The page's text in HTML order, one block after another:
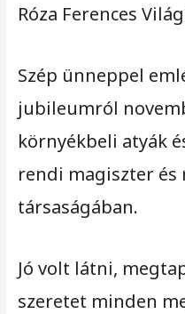
Róza Ferences
Szép ünneppel
jubileumról
környékbeli atyák
rendi magiszter és
társaságában.
Jó volt látni,
szeretet minden